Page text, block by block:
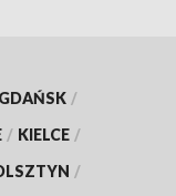
GDAŃSK /
/ KIELCE /
/